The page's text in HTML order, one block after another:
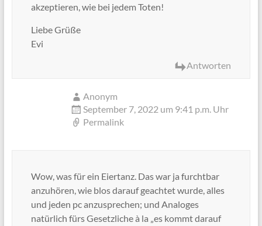
akzeptieren, wie bei jedem Toten!
Liebe Grüße
Evi
Antworten
Anonym
September 7, 2022 um 9:41 p.m. Uhr
Permalink
Wow, was für ein Eiertanz. Das war ja furchtbar
anzuhören, wie blos darauf geachtet wurde, alles
und jeden pc anzusprechen; und Analoges
natürlich fürs Gesetzliche à la „es kommt darauf